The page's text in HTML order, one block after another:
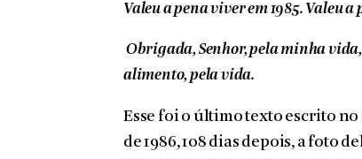
Valeu a pena viver em 1985. Valeu a
Obrigada, Senhor, pela minha vida,
alimento, pela vida.
Esse foi o último texto escrito
de 1986, 108 dias depois, a foto